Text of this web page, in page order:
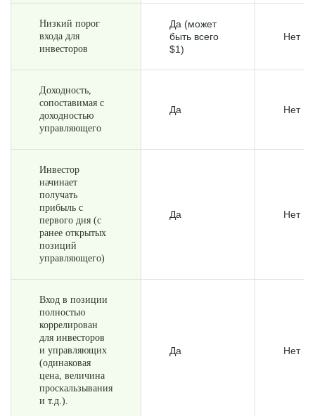
Низкий порог
входа для
инвесторов
Да (может
быть всего
$1)
Нет
Доходность,
сопоставимая с
доходностью
управляющего
Да Нет
Инвестор
начинает
получать
прибыль с
первого дня (с
ранее открытых
позиций
управляющего)
Да Нет
Вход в позиции
полностью
коррелирован
для инвесторов
и управляющих
(одинаковая
цена, величина
проскальзывания
и т.д.).
Да Нет